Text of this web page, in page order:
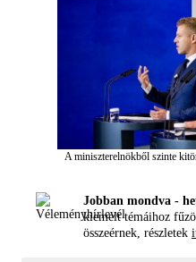
A miniszterelnökből szinte
Jobban mondva -
kiemelt témáihoz
összeérnek, részletek